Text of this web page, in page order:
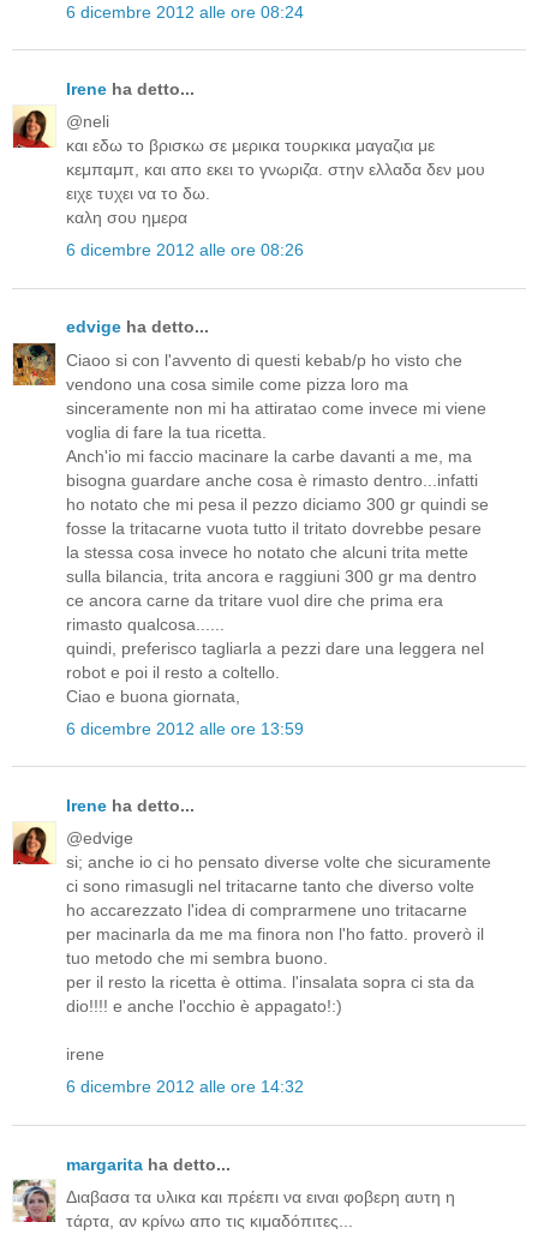
6 dicembre 2012 alle ore 08:24
Irene ha detto...
@neli
και εδω το βρισκω σε μερικα τουρκικα μαγαζια με
κεμπαμπ, και απο εκει το γνωριζα. στην ελλαδα δεν μου
ειχε τυχει να το δω.
καλη σου ημερα
6 dicembre 2012 alle ore 08:26
edvige ha detto...
Ciaoo si con l'avvento di questi kebab/p ho visto che
vendono una cosa simile come pizza loro ma
sinceramente non mi ha attiratao come invece mi viene
voglia di fare la tua ricetta.
Anch'io mi faccio macinare la carbe davanti a me, ma
bisogna guardare anche cosa è rimasto dentro...infatti
ho notato che mi pesa il pezzo diciamo 300 gr quindi se
fosse la tritacarne vuota tutto il tritato dovrebbe pesare
la stessa cosa invece ho notato che alcuni trita mette
sulla bilancia, trita ancora e raggiuni 300 gr ma dentro
ce ancora carne da tritare vuol dire che prima era
rimasto qualcosa......
quindi, preferisco tagliarla a pezzi dare una leggera nel
robot e poi il resto a coltello.
Ciao e buona giornata,
6 dicembre 2012 alle ore 13:59
Irene ha detto...
@edvige
si; anche io ci ho pensato diverse volte che sicuramente
ci sono rimasugli nel tritacarne tanto che diverso volte
ho accarezzato l'idea di comprarmene uno tritacarne
per macinarla da me ma finora non l'ho fatto. proverò il
tuo metodo che mi sembra buono.
per il resto la ricetta è ottima. l'insalata sopra ci sta da
dio!!!! e anche l'occhio è appagato!:)
irene
6 dicembre 2012 alle ore 14:32
margarita ha detto...
Διαβασα τα υλικα και πρέεπι να ειναι φοβερη αυτη η
τάρτα, αν κρίνω απο τις κιμαδόπιτες...